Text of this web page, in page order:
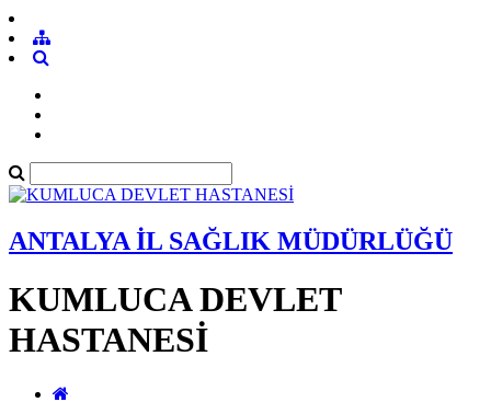
ANTALYA İL SAĞLIK MÜDÜRLÜĞÜ
KUMLUCA DEVLET
HASTANESİ